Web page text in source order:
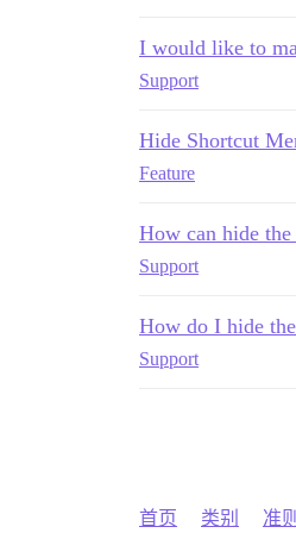
I would like to
Support
Hide Shortcut
Feature
How can hide the
Support
How do I hide
Support
首页 类别 准则